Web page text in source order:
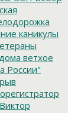
каникулы
ветхое
России"
Виктор